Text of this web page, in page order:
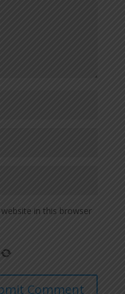
in this browser